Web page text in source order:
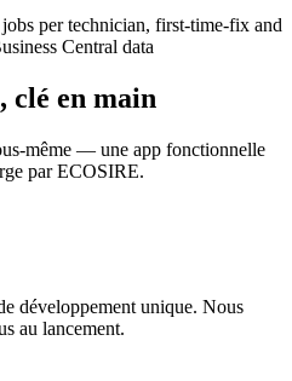
per technician, first-time-fix and
Central data
clé en main
même — une app fonctionnelle
par ECOSIRE.
développement unique. Nous
au lancement.